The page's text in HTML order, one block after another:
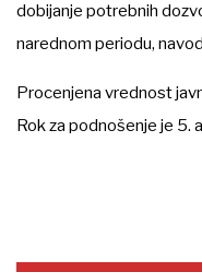
dobijanje potrebnih
narednom periodu,
Procenjena vrednost
Rok za podnošenje je 5.